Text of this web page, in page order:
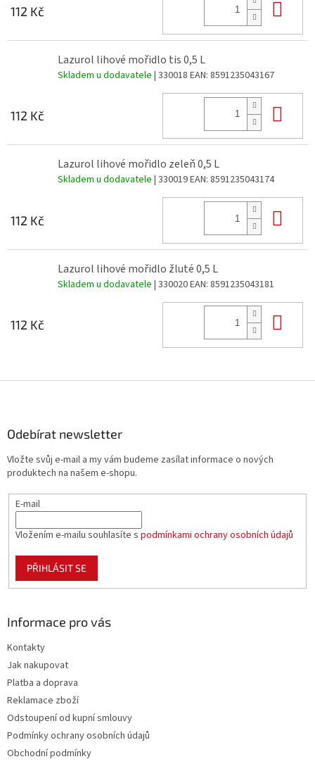
112 Kč
Lazurol lihové mořidlo tis 0,5 L
Skladem u dodavatele | 330018 EAN: 8591235043167
112 Kč
Lazurol lihové mořidlo zeleň 0,5 L
Skladem u dodavatele | 330019EAN: 8591235043174
112 Kč
Lazurol lihové mořidlo žluté 0,5 L
Skladem u dodavatele | 330020EAN: 8591235043181
112 Kč
Odebírat newsletter
Vložte svůj e-mail a my vám budeme zasílat informace o nových
produktech na našem e-shopu.
E-mail
Vložením e-mailu souhlasíte s podmínkami ochrany osobních údajů
PŘIHLÁSIT SE
Informace pro vás
Kontakty
Jak nakupovat
Platba a doprava
Reklamace zboží
Odstoupení od kupní smlouvy
Podmínky ochrany osobních údajů
Obchodní podmínky